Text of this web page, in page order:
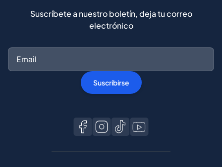
Suscríbete a nuestro boletín, deja tu correo
electrónico
Suscribirse